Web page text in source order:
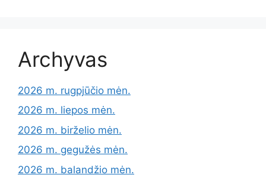
Archyvas
2026 m. rugpjūčio mėn.
2026 m. liepos mėn.
2026 m. birželio mėn.
2026 m. gegužės mėn.
2026 m. balandžio mėn.